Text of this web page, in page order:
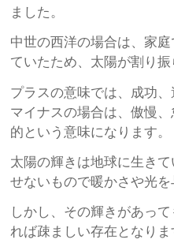
ました。
中世の西洋の場合は、家
ていたため、太陽が割り振
プラスの意味では、成功、
マイナスの場合は、傲慢
的という意味になります。
太陽の輝きは地球に生き
せないもので暖かさや光を
しかし、その輝きがあっ
れば疎ましい存在となりま